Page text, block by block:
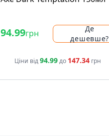
94.99грн
Де
дешевше?
Ціни від94.99до 147.34грн